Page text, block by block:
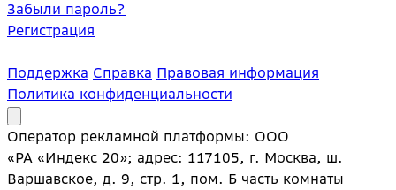
Забыли пароль?
Регистрация
Поддержка Справка Правовая информация
Политика конфиденциальности
Оператор рекламной платформы: ООО
«РА «Индекс 20»; адрес: 117105, г. Москва, ш.
Варшавское, д. 9, стр. 1, пом. Б часть комнаты